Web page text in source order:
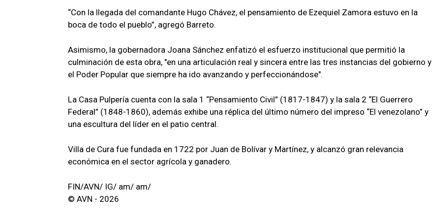
“Con la llegada del comandante Hugo Chávez, el pensamiento de Ezequiel Zamora estuvo en la
boca de todo el pueblo”, agregó Barreto.
Asimismo, la gobernadora Joana Sánchez enfatizó el esfuerzo institucional que permitió la
culminación de esta obra, "en una articulación real y sincera entre las tres instancias del gobierno y
el Poder Popular que siempre ha ido avanzando y perfeccionándose".
La Casa Pulpería cuenta con la sala 1 “Pensamiento Civil” (1817-1847) y la sala 2 “El Guerrero
Federal” (1848-1860), además exhibe una réplica del último número del impreso “El venezolano” y
una escultura del líder en el patio central.
Villa de Cura fue fundada en 1722 por Juan de Bolívar y Martínez, y alcanzó gran relevancia
económica en el sector agrícola y ganadero.
FIN/AVN/ IG/ am/ am/
© AVN - 2026